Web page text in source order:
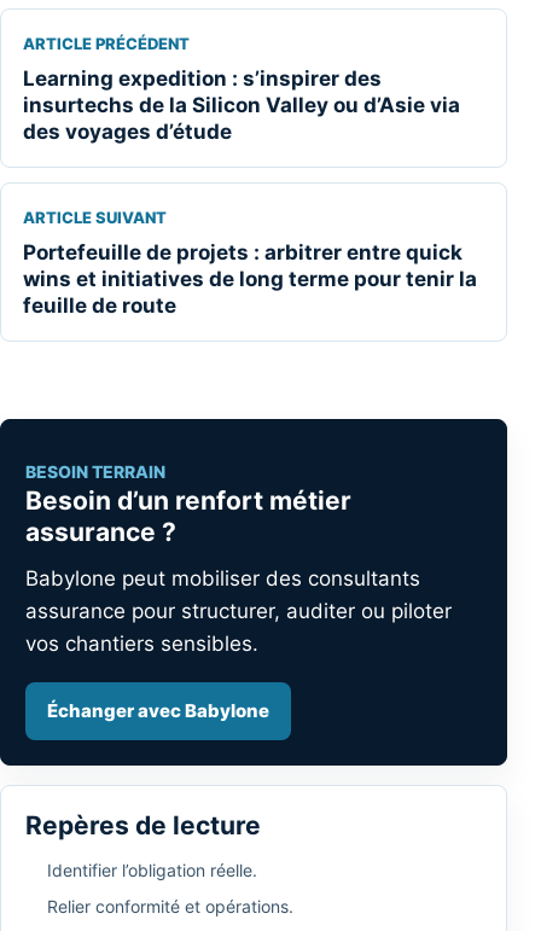
ARTICLE PRÉCÉDENT
Learning expedition : s’inspirer des
insurtechs de la Silicon Valley ou d’Asie via
des voyages d’étude
ARTICLE SUIVANT
Portefeuille de projets : arbitrer entre quick
wins et initiatives de long terme pour tenir la
feuille de route
BESOIN TERRAIN
Besoin d’un renfort métier
assurance ?
Babylone peut mobiliser des consultants
assurance pour structurer, auditer ou piloter
vos chantiers sensibles.
Échanger avec Babylone
Repères de lecture
Identifier l’obligation réelle.
Relier conformité et opérations.